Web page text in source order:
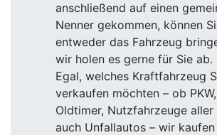
anschließend auf einen
Nenner gekommen, können
entweder das Fahrzeug
wir holen es gerne für Sie ab.
Egal, welches Kraftfahrzeug
verkaufen möchten – ob PKW,
Oldtimer, Nutzfahrzeuge
auch Unfallautos – wir kaufen